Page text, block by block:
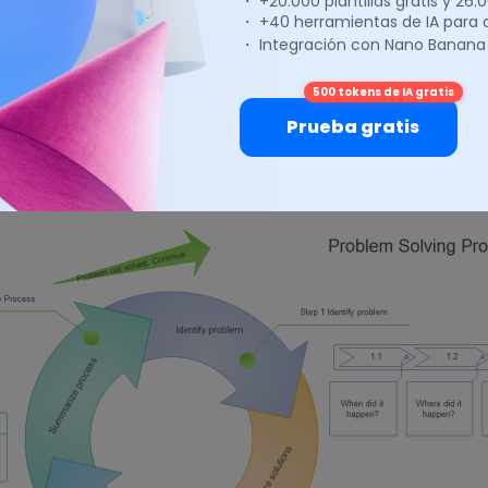
visuales para la
herramientas visuales útiles para la resolución de
ideas, te resultará más fácil encontrar las soluciones.
・ +40 herramientas de IA
・ Integración con Nano Banana
500 tokens de IA gratis
Prueba gratis